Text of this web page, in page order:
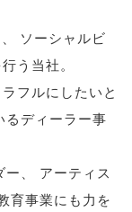
、
ソーシャルビ
う当社。
フルにしたいと
るディーラー事
ー、
アーティス
育事業にも力を